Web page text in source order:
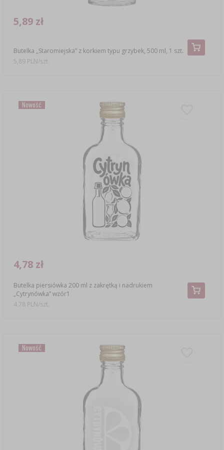
Butelka „Staromiejska” z korkiem typu grzybek, 500 ml, 1 szt.
5,89 zł
5,89 PLN/szt.
Nowość
Butelka piersiówka 200 ml z zakrętką i nadrukiem
„Cytrynówka” wzór1
4,78 zł
4,78 PLN/szt.
Nowość